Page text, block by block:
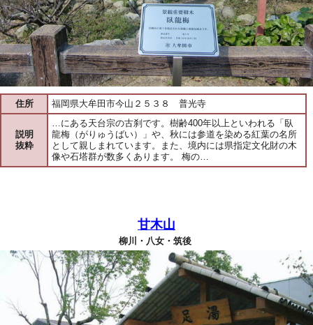
住所 福岡県大牟田市今山２５３８ 普光寺
説明
抜粋
…にある天台宗の古刹です。樹齢400年以上といわれる「臥
龍梅（がりゅうばい）」や、秋には参道を染める紅葉の名所
として親しまれています。また、境内には県指定文化財の木
像や石塔群が数多くあります。 梅の…
甘木山
柳川・八女・筑後